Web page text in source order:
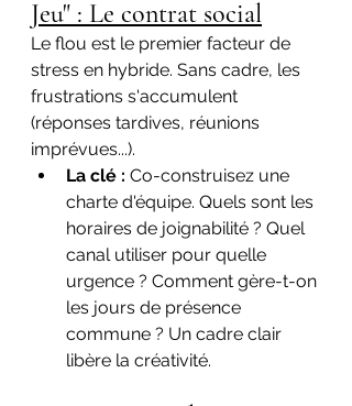
Jeu" : Le contrat social
Le flou est le premier facteur de
stress en hybride. Sans cadre, les
frustrations s'accumulent
(réponses tardives, réunions
imprévues...).
La clé : Co-construisez une
charte d'équipe. Quels sont les
horaires de joignabilité ? Quel
canal utiliser pour quelle
urgence ? Comment gère-t-on
les jours de présence
commune ? Un cadre clair
libère la créativité.